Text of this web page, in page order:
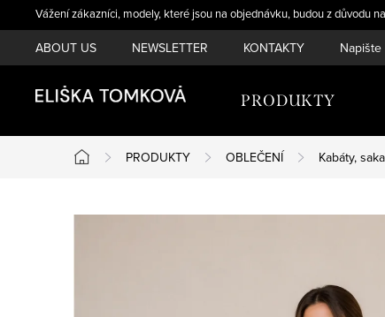
na
obsah
Vážení zákazníci, modely, které jsou na objednávku, budou z důvodu
ABOUT US NEWSLETTER KONTAKTY Napište
PRODUKTY
Domů
PRODUKTY OBLEČENÍ Kabáty,